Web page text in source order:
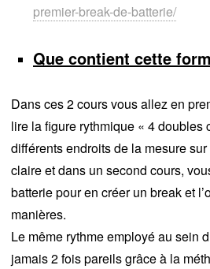
premier-break-de-batterie/
Que contient cette
Dans ces 2 cours vous allez en
lire la figure rythmique « 4 doubles
différents endroits de la mesure
claire et dans un second cours,
batterie pour en créer un break et
manières.
Le même rythme employé au sein
jamais 2 fois pareils grâce à la